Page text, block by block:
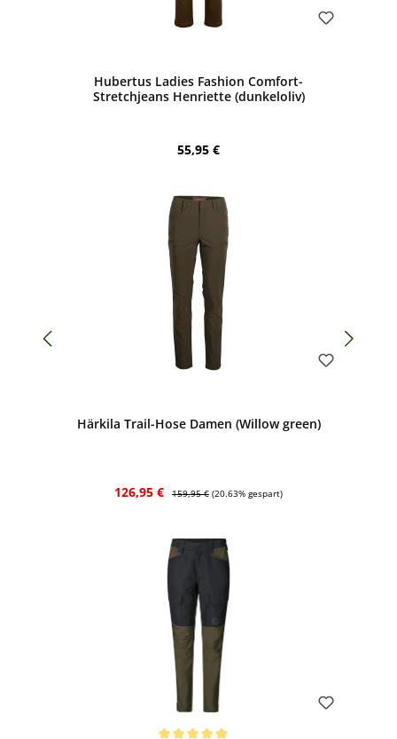
Hubertus Ladies Fashion Comfort-
Stretchjeans Henriette (dunkeloliv)
Regulärer Preis:
55,95 €
Härkila Trail-Hose Damen (Willow green)
Verkaufspreis:
126,95 € Regulärer Preis:
159,95 € (20.63% gespart)